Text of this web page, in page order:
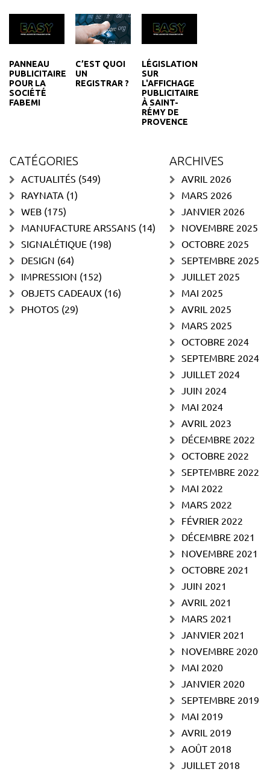
PANNEAU
PUBLICITAIRE
POUR LA
SOCIÉTÉ
FABEMI
C’EST QUOI
UN
REGISTRAR ?
LÉGISLATION
SUR
L'AFFICHAGE
PUBLICITAIRE
À SAINT-
RÉMY DE
PROVENCE
CATÉGORIES
ACTUALITÉS (549)
RAYNATA (1)
WEB (175)
MANUFACTURE ARSSANS (14)
SIGNALÉTIQUE (198)
DESIGN (64)
IMPRESSION (152)
OBJETS CADEAUX (16)
PHOTOS (29)
ARCHIVES
AVRIL 2026
MARS 2026
JANVIER 2026
NOVEMBRE 2025
OCTOBRE 2025
SEPTEMBRE 2025
JUILLET 2025
MAI 2025
AVRIL 2025
MARS 2025
OCTOBRE 2024
SEPTEMBRE 2024
JUILLET 2024
JUIN 2024
MAI 2024
AVRIL 2023
DÉCEMBRE 2022
OCTOBRE 2022
SEPTEMBRE 2022
MAI 2022
MARS 2022
FÉVRIER 2022
DÉCEMBRE 2021
NOVEMBRE 2021
OCTOBRE 2021
JUIN 2021
AVRIL 2021
MARS 2021
JANVIER 2021
NOVEMBRE 2020
MAI 2020
JANVIER 2020
SEPTEMBRE 2019
MAI 2019
AVRIL 2019
AOÛT 2018
JUILLET 2018